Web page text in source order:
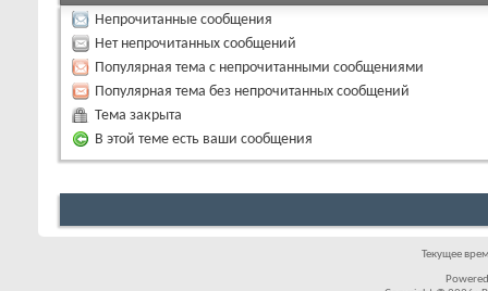
Непрочитанные сообщения
Нет непрочитанных сообщений
Популярная тема с непрочитанными сообщениями
Популярная тема без непрочитанных сообщений
Тема закрыта
В этой теме есть ваши сообщения
Текущее